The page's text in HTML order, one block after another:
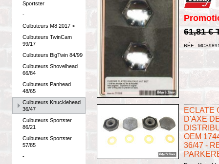
Sportster
-
Culbuteurs M8 2017 >
Culbuteurs TwinCam
99/17
Culbuteurs BigTwin 84/99
Culbuteurs Shovelhead
66/84
Culbuteurs Panhead
48/65
Culbuteurs Knucklehead
36/47
Culbuteurs Sportster
86/21
Culbuteurs Sportster
57/85
-
61,81 €
RÉF :
ECLATE
D'AXE
OEM
36/47 -